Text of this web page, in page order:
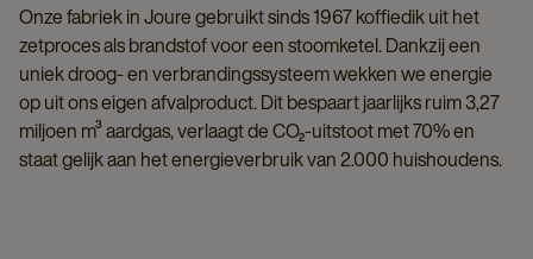
Onze fabriek in Joure gebruikt sinds 1967 koffiedik uit het
zetproces als brandstof voor een stoomketel. Dankzij een
uniek droog- en verbrandingssysteem wekken we energie
op uit ons eigen afvalproduct. Dit bespaart jaarlijks ruim 3,27
miljoen m³ aardgas, verlaagt de CO₂-uitstoot met 70% en
staat gelijk aan het energieverbruik van 2.000 huishoudens.